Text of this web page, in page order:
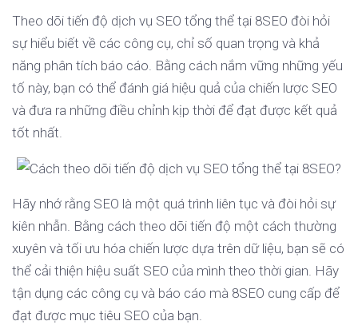
Theo dõi tiến độ dịch vụ SEO tổng thể tại 8SEO đòi hỏi
sự hiểu biết về các công cụ, chỉ số quan trọng và khả
năng phân tích báo cáo. Bằng cách nắm vững những yếu
tố này, bạn có thể đánh giá hiệu quả của chiến lược SEO
và đưa ra những điều chỉnh kịp thời để đạt được kết quả
tốt nhất.
Hãy nhớ rằng SEO là một quá trình liên tục và đòi hỏi sự
kiên nhẫn. Bằng cách theo dõi tiến độ một cách thường
xuyên và tối ưu hóa chiến lược dựa trên dữ liệu, bạn sẽ có
thể cải thiện hiệu suất SEO của mình theo thời gian. Hãy
tận dụng các công cụ và báo cáo mà 8SEO cung cấp để
đạt được mục tiêu SEO của bạn.